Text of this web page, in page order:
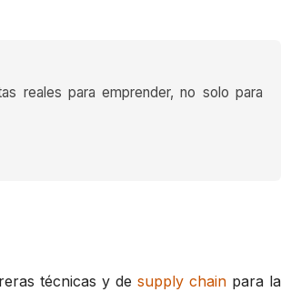
reales para emprender, no solo para
técnicas y desupply chainpara la